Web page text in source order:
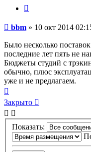
Сообщение
bbm » 10 окт 2014
Было несколько
последние лет пять не
Бюджеты студий с
обычно, плюс
уже и не предлагаем.
началу
Закрыто
Показать: